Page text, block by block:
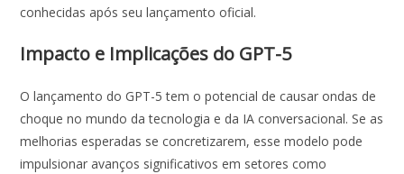
conhecidas após seu lançamento oficial.
Impacto e Implicações do GPT-5
O lançamento do GPT-5 tem o potencial de causar ondas de
choque no mundo da tecnologia e da IA conversacional. Se as
melhorias esperadas se concretizarem, esse modelo pode
impulsionar avanços significativos em setores como